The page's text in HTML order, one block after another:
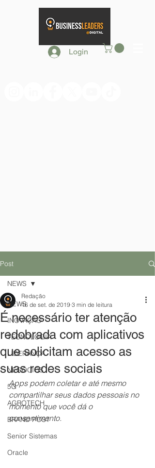
Login
Post
NEWS
INOVAÇÃO
TECNOLOGIA
LIDERANÇA
NEGÓCIOS
5G
AGROTECH
BRAND POST
Senior Sistemas
Oracle
NEWS
É necessário ter atenção
redobrada com aplicativos
que solicitam acesso as
suas redes sociais
Redação
16 de set. de 2019 3 min de leitura
Apps podem coletar e até mesmo
compartilhar seus dados pessoais no
momento que você dá o
consentimento.